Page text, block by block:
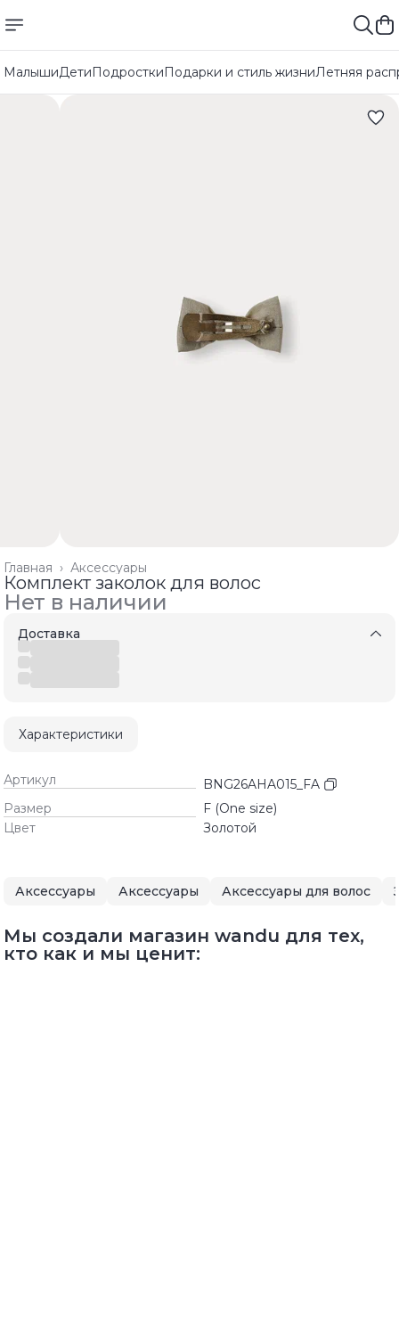
МалышиДетиПодросткиПодарки и стиль жизниЛетняя
Аксессуары
Главная ›
Комплект заколок для волос
Нет в наличии
Доставка
Характеристики
Артикул
BNG26AHA015_FA
Размер
F (One size)
Цвет
Золотой
Аксессуары Аксессуары Аксессуары для волос
Мы создали магазин wandu для тех,
кто как и мы ценит: